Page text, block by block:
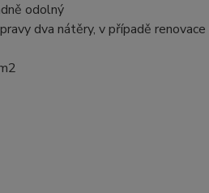
odolný
dva nátěry, v případě